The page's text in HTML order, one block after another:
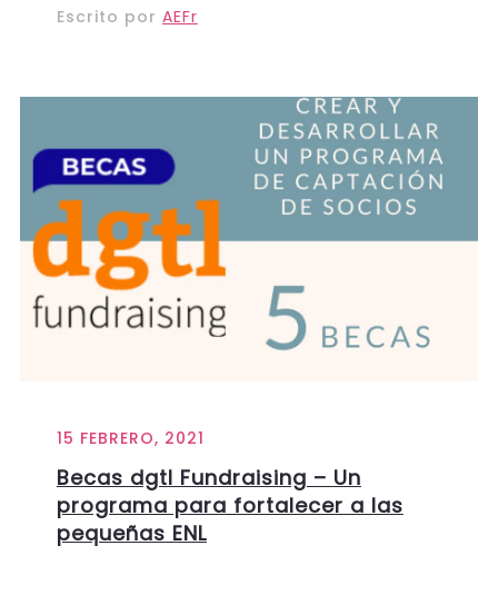
Escrito por AEFr
15 FEBRERO, 2021
Becas dgtl Fundraising – Un
programa para fortalecer a las
pequeñas ENL